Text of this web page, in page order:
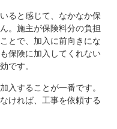
ると感じて、なかなか保
。施主が保険料分の負担
とで、加入に前向きにな
保険に加入してくれない
です。
入することが一番です。
ければ、工事を依頼する